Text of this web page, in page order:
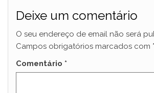
Deixe um comentário
O seu endereço de email não será
Campos obrigatórios marcados com *
Comentário *